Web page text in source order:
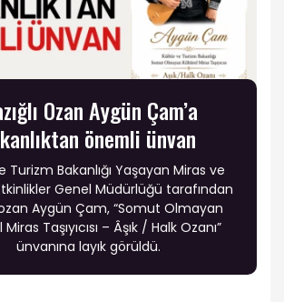
Ozan Aygün Çam’a
önemli ünvan
Turizm Bakanlığı Yaşayan Miras ve
Genel Müdürlüğü tarafından
ozan Aygün Çam, “Somut Olmayan
Taşıyıcısı – Âşık / Halk Ozanı”
ünvanına layık görüldü.